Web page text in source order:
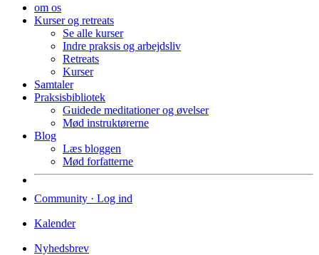
om os
Kurser og retreats
Se alle kurser
Indre praksis og arbejdsliv
Retreats
Kurser
Samtaler
Praksisbibliotek
Guidede meditationer og øvelser
Mød instruktørerne
Blog
Læs bloggen
Mød forfatterne
Community · Log ind
Kalender
Nyhedsbrev